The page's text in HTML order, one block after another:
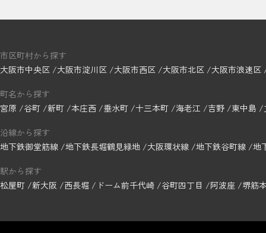
市区町村から探す
大阪市中央区
大阪市淀川区 大阪市西区 大阪市北区 大阪市浪速区
町名から探す
宮原
谷町 新町 本庄西 垂水町 十三本町 海老江 吉野 東中島
沿線から探す
地下鉄御堂筋線 地下鉄長堀鶴見緑地 大阪環状線 地下鉄谷町線 地
駅から探す
松屋町 新大阪 西長堀 ドーム前千代崎 谷町四丁目 阿波座 堺筋